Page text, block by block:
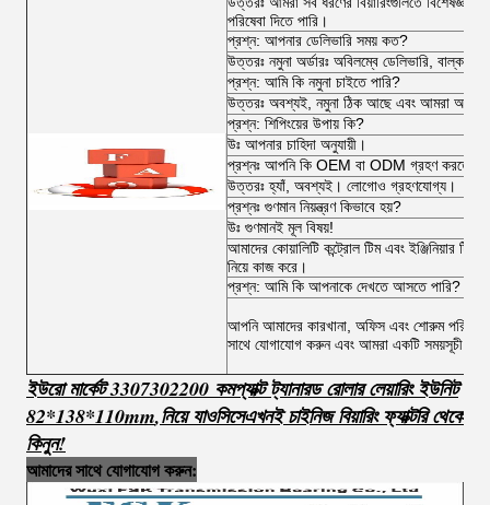
পরিষেবা দিতে পারি।
প্রশ্ন: আপনার ডেলিভারি সময় কত?
উত্তরঃ নমুনা অর্ডারঃ অবিলম্বে ডেলিভারি, বাল্ক
প্রশ্ন: আমি কি নমুনা চাইতে পারি?
উত্তরঃ অবশ্যই, নমুনা ঠিক আছে এবং আমরা আপনাকে
প্রশ্ন: শিপিংয়ের উপায় কি?
উঃ আপনার চাহিদা অনুযায়ী।
প্রশ্নঃ আপনি কি OEM বা ODM গ্রহণ করতে
উত্তরঃ হ্যাঁ, অবশ্যই। লোগোও গ্রহণযোগ্য।
প্রশ্নঃ গুণমান নিয়ন্ত্রণ কিভাবে হয়?
উঃ গুণমানই মূল বিষয়!
আমাদের কোয়ালিটি কন্ট্রোল টিম এবং ইঞ্জিনিয়ার টিম
নিয়ে কাজ করে।
প্রশ্ন: আমি কি আপনাকে দেখতে আসতে পারি?
আপনি আমাদের কারখানা, অফিস এবং শোরুম
সাথে যোগাযোগ করুন এবং আমরা একটি সময়সূচী
ইউরো মার্কেট 3307302200 কমপ্যাক্ট ট্যানারড রোলার লেয়ারিং ইউনিট
82*138*110mm,নিয়ে যাওসিসেএখনই চাইনিজ বিয়ারিং ফ্যাক্টরি থেকে
কিনুন!
আমাদের সাথে যোগাযোগ করুন: